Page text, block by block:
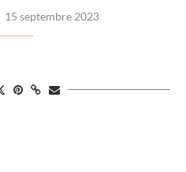
15 septembre 2023